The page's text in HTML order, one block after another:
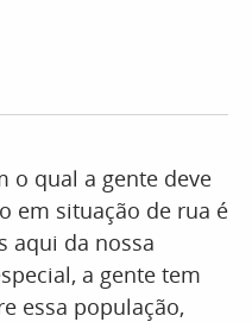
o qual a gente deve
em situação de rua é
aqui da nossa
a gente tem
essa população,